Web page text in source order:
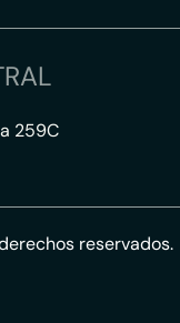
259C
reservados.